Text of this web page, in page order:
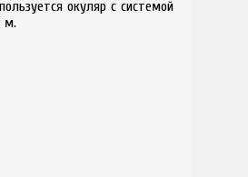
окуляр с системой
м.